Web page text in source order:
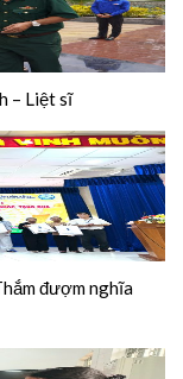
– Liệt sĩ
đượm nghĩa